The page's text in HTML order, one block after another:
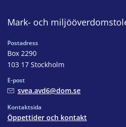
Mark- och
Postadress
Box 2290
103 17 Stockholm
E-post
svea.avd6@dom.se
Kontaktsida
Öppettider och kontakt